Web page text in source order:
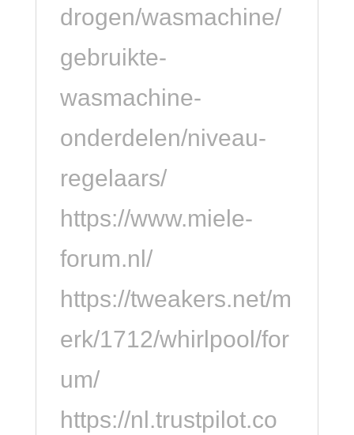
drogen/wasmachine/
gebruikte-
wasmachine-
onderdelen/niveau-
regelaars/
https://www.miele-
forum.nl/
https://tweakers.net/m
erk/1712/whirlpool/for
um/
https://nl.trustpilot.co